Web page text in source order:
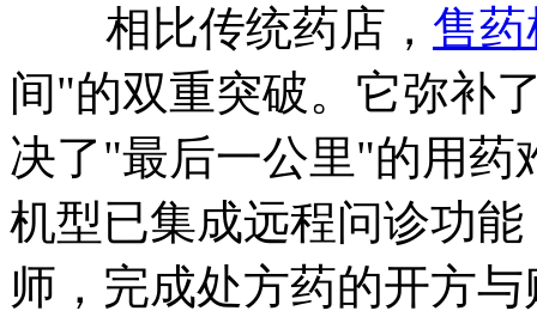
相比传统药店， 售药
间"的双重突破。它弥补
决了"最后一公里"的用药
机型已集成远程问诊功
师，完成处方药的开方